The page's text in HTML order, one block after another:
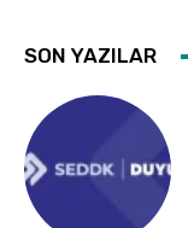
SON YAZILAR